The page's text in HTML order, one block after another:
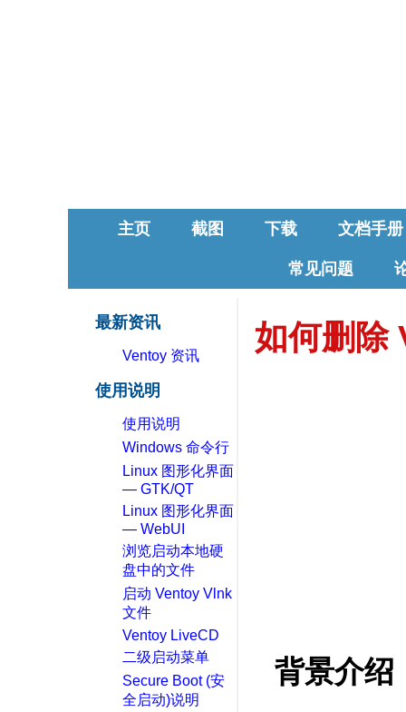
主页 截图 下载 文档手册
常见问题
最新资讯
Ventoy 资讯
使用说明
使用说明
Windows 命令行
Linux 图形化界面
— GTK/QT
Linux 图形化界面
— WebUI
浏览启动本地硬
盘中的文件
启动 Ventoy Vlnk
文件
Ventoy LiveCD
二级启动菜单
Secure Boot (安
全启动)说明
如何删除
背景介绍